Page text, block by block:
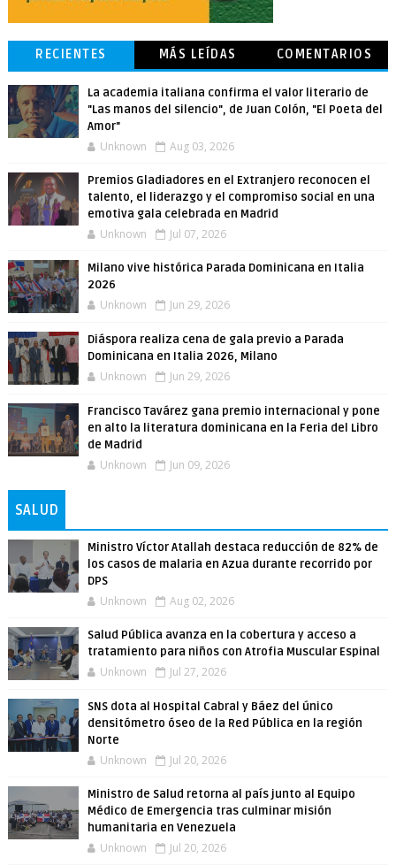
RECIENTES MÁS LEÍDAS COMENTARIOS
La academia italiana confirma el valor literario de
"Las manos del silencio", de Juan Colón, "El Poeta del
Amor"
Unknown Aug 03, 2026
Premios Gladiadores en el Extranjero reconocen el
talento, el liderazgo y el compromiso social en una
emotiva gala celebrada en Madrid
Unknown Jul 07, 2026
Milano vive histórica Parada Dominicana en Italia
2026
Unknown Jun 29, 2026
Diáspora realiza cena de gala previo a Parada
Dominicana en Italia 2026, Milano
Unknown Jun 29, 2026
Francisco Tavárez gana premio internacional y pone
en alto la literatura dominicana en la Feria del Libro
de Madrid
Unknown Jun 09, 2026
SALUD
Ministro Víctor Atallah destaca reducción de 82% de
los casos de malaria en Azua durante recorrido por
DPS
Unknown Aug 02, 2026
Salud Pública avanza en la cobertura y acceso a
tratamiento para niños con Atrofia Muscular Espinal
Unknown Jul 27, 2026
SNS dota al Hospital Cabral y Báez del único
densitómetro óseo de la Red Pública en la región
Norte
Unknown Jul 20, 2026
Ministro de Salud retorna al país junto al Equipo
Médico de Emergencia tras culminar misión
humanitaria en Venezuela
Unknown Jul 20, 2026